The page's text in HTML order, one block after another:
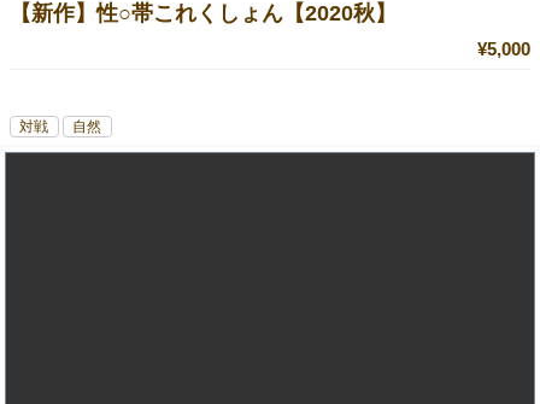
【新作】性○帯これくしょん【2020秋】
¥5,000
対戦 自然